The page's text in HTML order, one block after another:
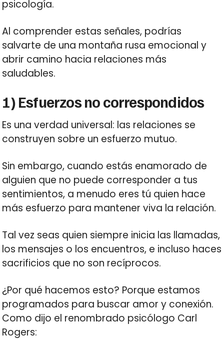
psicología.
Al comprender estas señales, podrías
salvarte de una montaña rusa emocional y
abrir camino hacia relaciones más
saludables.
1) Esfuerzos no correspondidos
Es una verdad universal: las relaciones se
construyen sobre un esfuerzo mutuo.
Sin embargo, cuando estás enamorado de
alguien que no puede corresponder a tus
sentimientos, a menudo eres tú quien hace
más esfuerzo para mantener viva la relación.
Tal vez seas quien siempre inicia las llamadas,
los mensajes o los encuentros, e incluso haces
sacrificios que no son recíprocos.
¿Por qué hacemos esto? Porque estamos
programados para buscar amor y conexión.
Como dijo el renombrado psicólogo Carl
Rogers: